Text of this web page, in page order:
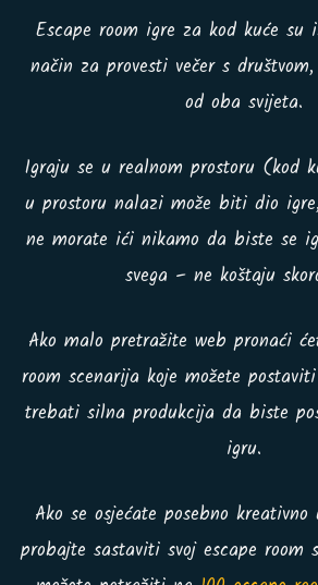
Escape room igre za kod kuće su
način za provesti večer s
od oba svijeta.
Igraju se u realnom prostoru (kod
u prostoru nalazi može biti dio
ne morate ići nikamo da biste se
svega – ne koštaju
Ako malo pretražite web pronaći
room scenarija koje možete
trebati silna produkcija da biste
igru.
Ako se osjećate posebno
probajte sastaviti svoj escape room